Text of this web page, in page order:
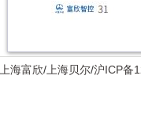
上海富欣/ 上海贝尔/沪ICP备